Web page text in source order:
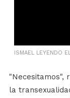
ISMAEL LEYENDO
"Necesitamos",
la